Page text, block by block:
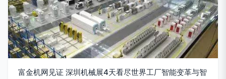
富金机网见证 深圳机械展4天看尽世界工厂智能变革与智